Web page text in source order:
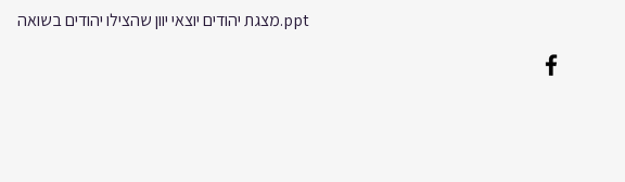
מצגת יהודים יוצאי יוון שהצילו יהודים בשואה.ppt